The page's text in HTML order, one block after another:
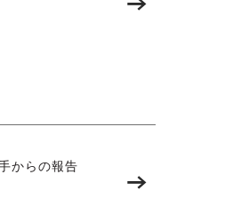
からの報告